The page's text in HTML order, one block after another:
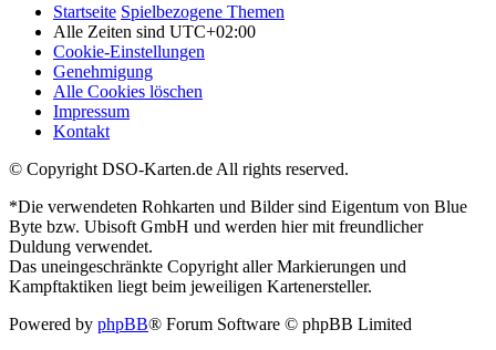
Startseite Spielbezogene Themen
Alle Zeiten sind UTC+02:00
Cookie-Einstellungen
Genehmigung
Alle Cookies löschen
Impressum
Kontakt
© Copyright DSO-Karten.de All rights reserved.
*Die verwendeten Rohkarten und Bilder sind Eigentum von Blue
Byte bzw. Ubisoft GmbH und werden hier mit freundlicher
Duldung verwendet.
Das uneingeschränkte Copyright aller Markierungen und
Kampftaktiken liegt beim jeweiligen Kartenersteller.
Powered by phpBB® Forum Software © phpBB Limited